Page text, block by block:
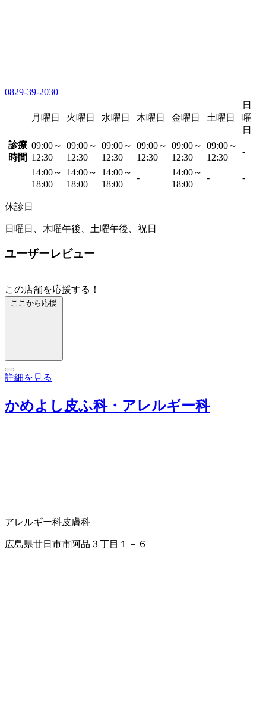
0829-39-2030
月曜日 火曜日 水曜日 木曜日 金曜日 土曜日
日
曜
日
診療
時間
09:00～
12:30
09:00～
12:30
09:00～
12:30
09:00～
12:30
09:00～
12:30
09:00～
12:30
-
14:00～
18:00
14:00～
18:00
14:00～
18:00
-
14:00～
18:00
- -
休診日
日曜日、木曜午後、土曜午後、祝日
ユーザーレビュー
この店舗を応援する！
ここから応援
詳細を見る
かめよし皮ふ科・アレルギー科
アレルギー科皮膚科
広島県廿日市市阿品３丁目１－６